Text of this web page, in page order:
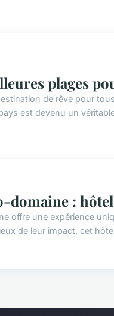
plages
de rêve pour
est devenu un
domaine :
offre une expérience
de leur impact, cet